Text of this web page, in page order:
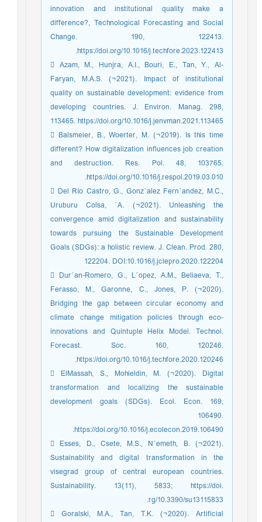
innovation and institutional quality make a
difference?, Technological Forecasting and Social
Change. 190, 122413.
https://doi.org/10.1016/j.techfore.2023.122413.
 Azam, M., Hunjra, A.I., Bouri, E., Tan, Y., Al-
Faryan, M.A.S. (¬2021). Impact of institutional
quality on sustainable development: evidence from
developing countries. J. Environ. Manag. 298,
113465. https://doi.org/10.1016/j.jenvman.2021.113465
 Balsmeier, B., Woerter, M. (¬2019). Is this time
different? How digitalization influences job creation
and destruction. Res. Pol. 48, 103765.
https://doi.org/10.1016/j.respol.2019.03.010.
 Del Río Castro, G., Gonz´alez Fern´andez, M.C.,
Uruburu Colsa, ´A. (¬2021). Unleashing the
convergence amid digitalization and sustainability
towards pursuing the Sustainable Development
Goals (SDGs): a holistic review. J. Clean. Prod. 280,
122204. DOI:10.1016/j.jclepro.2020.122204
 Dur´an-Romero, G., L´opez, A.M., Beliaeva, T.,
Ferasso, M., Garonne, C., Jones, P. (¬2020).
Bridging the gap between circular economy and
climate change mitigation policies through eco-
innovations and Quintuple Helix Model. Technol.
Forecast. Soc. 160, 120246.
https://doi.org/10.1016/j.techfore.2020.120246.
 ElMassah, S., Mohieldin, M. (¬2020). Digital
transformation and localizing the sustainable
development goals (SDGs). Ecol. Econ. 169,
106490.
https://doi.org/10.1016/j.ecolecon.2019.106490.
 Esses, D., Csete, M.S., N´emeth, B. (¬2021).
Sustainability and digital transformation in the
visegrad group of central european countries.
Sustainability. 13(11), 5833; https://doi.
rg/10.3390/su13115833.
 Goralski, M.A., Tan, T.K. (¬2020). Artificial